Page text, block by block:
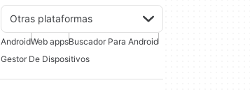
Otras plataformas
AndroidWeb appsBuscador Para Android
Gestor De Dispositivos